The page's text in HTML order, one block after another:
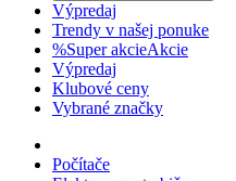
Výpredaj
Trendy v našej ponuke
%Super akcieAkcie
Výpredaj
Klubové ceny
Vybrané značky
Počítače